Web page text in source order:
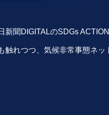
聞DIGITALのSDGs
触れつつ、気候非常事態ネ